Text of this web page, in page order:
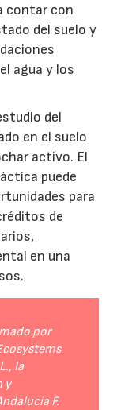
contar con
del suelo y
agua y los
del
en el suelo
activo. El
puede
para
de
en una
por
la
y
F.